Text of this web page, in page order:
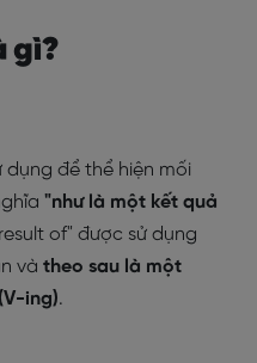
gì?
dụng để thể hiện mối
"như là một kết quả
of" được sử dụng
và theo sau là một
ing).